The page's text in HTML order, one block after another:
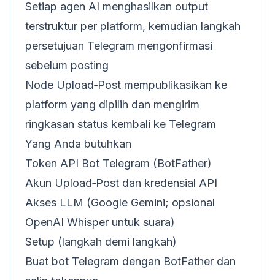
Setiap agen AI menghasilkan output
terstruktur per platform, kemudian langkah
persetujuan Telegram mengonfirmasi
sebelum posting
Node Upload‑Post mempublikasikan ke
platform yang dipilih dan mengirim
ringkasan status kembali ke Telegram
Yang Anda butuhkan
Token API Bot Telegram (BotFather)
Akun Upload‑Post dan kredensial API
Akses LLM (Google Gemini; opsional
OpenAI Whisper untuk suara)
Setup (langkah demi langkah)
Buat bot Telegram dengan BotFather dan